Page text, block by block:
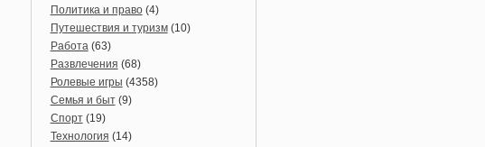
Политика и право(4)
Путешествия и туризм(10)
Работа(63)
Развлечения (68)
Ролевые игры (4358)
Семья и быт(9)
Спорт(19)
Технология (14)